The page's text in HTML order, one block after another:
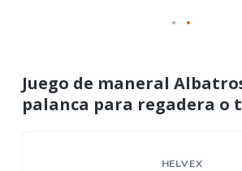
Juego de maneral
palanca para regadera o
HELVEX